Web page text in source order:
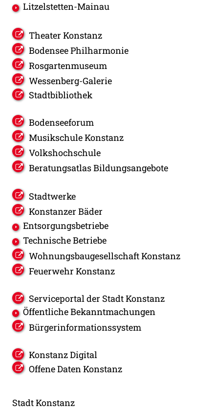
Litzelstetten-Mainau
Theater Konstanz
Bodensee Philharmonie
Rosgartenmuseum
Wessenberg-Galerie
Stadtbibliothek
Bodenseeforum
Musikschule Konstanz
Volkshochschule
Beratungsatlas Bildungsangebote
Stadtwerke
Konstanzer Bäder
Entsorgungsbetriebe
Technische Betriebe
Wohnungsbaugesellschaft Konstanz
Feuerwehr Konstanz
Serviceportal der Stadt Konstanz
Öffentliche Bekanntmachungen
Bürgerinformationssystem
Konstanz Digital
Offene Daten Konstanz
Stadt Konstanz